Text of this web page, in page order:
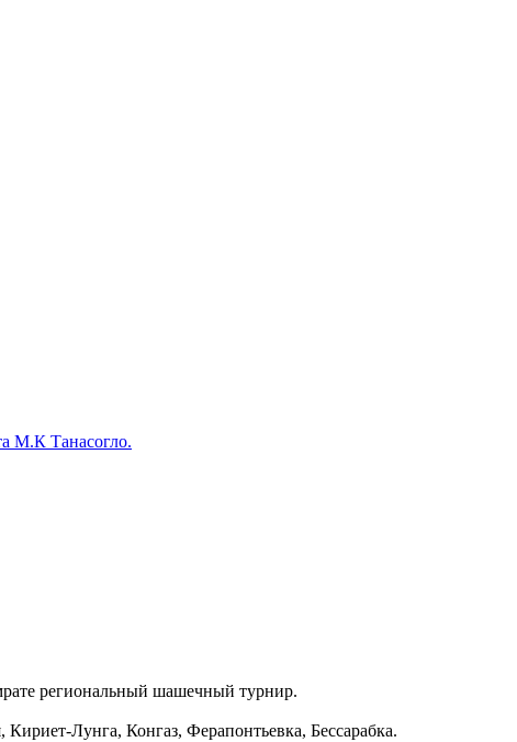
М.К Танасогло.
региональный шашечный турнир.
Лунга, Конгаз, Ферапонтьевка, Бессарабка.